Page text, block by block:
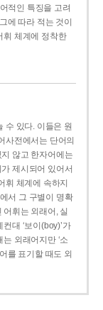
적인 특징을 고려
에 따라 적는 것이
휘 체계에 정착한
수 있다. 이들은 원
사전에서는 단어의
않고 한자어에는
제시되어 있어서
휘 체계에 속하지
서 그 구별이 명확
휘는 외래어, 실
대 ‘보이(boy)’가
외래어지만 ‘소
를 표기할 때도 외